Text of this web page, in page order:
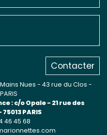
Contacter
Nues - 43 rue du Clos -
: c/o Opale - 21 rue des
PARIS
46 45 68